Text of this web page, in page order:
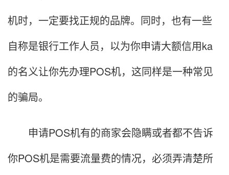
机时，一定要找正规的品牌。同时，也有一些
自称是银行工作人员，以为你申请大额信用ka
的名义让你先办理POS机，这同样是一种常见
的骗局。
申请POS机有的商家会隐瞒或者都不告诉
你POS机是需要流量费的情况，必须弄清楚所